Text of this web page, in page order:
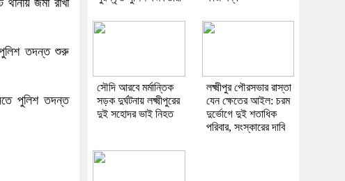
জমা রাখা
পুলিশ তদন্ত শুরু
পুলিশ তদন্ত
সৌদি আরবে মর্মান্তিক
সড়ক দুর্ঘটনায় লক্ষ্মীপুরের
দুই সহোদর ভাই নিহত
লক্ষ্মীপুর পৌরসভার রাস্তা
যেন ক্ষেতের আইল: চরম
দুর্ভোগে দুই শতাধিক
পরিবার, সংস্কারের দাবি